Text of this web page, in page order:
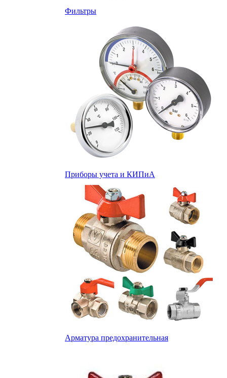
Фильтры
Приборы учета и КИПиА
Арматура предохранительная